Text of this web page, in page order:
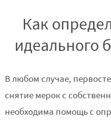
Как
идеального
В любом случае,
снятие мерок с
необходима помощь с